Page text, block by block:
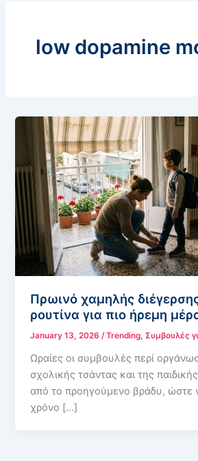
low dopamine
Πρωινό χαμηλής
ρουτίνα για πιο ήρεμη
January 13, 2026 /Trending, Συμβουλές
Ωραίες οι συμβουλές περί
σχολικής τσάντας και της
από το προηγούμενο βράδυ, ώστε
χρόνο […]